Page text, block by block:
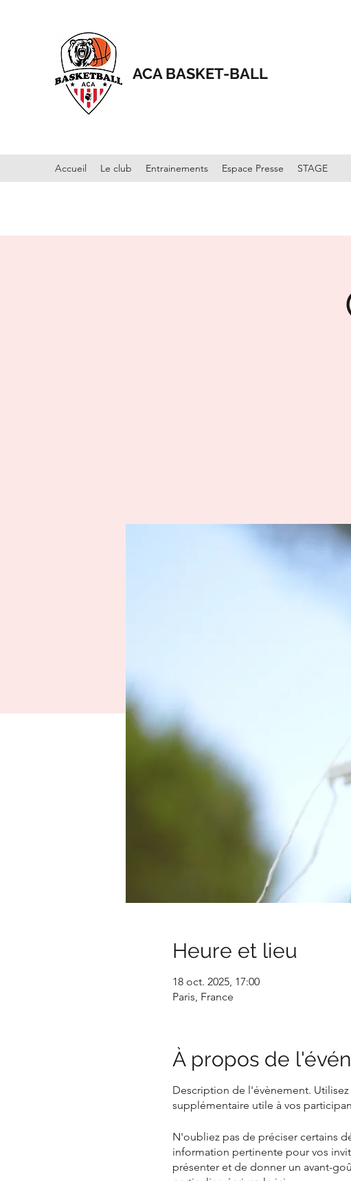
ACA BASKET-BALL
Accueil Le club Entrainements Espace Presse STAGE
Heure et lieu
18 oct. 2025, 17:00
Paris, France
À propos de
Description de l'évènement.
supplémentaire utile à vos
N'oubliez pas de préciser certains
information pertinente pour vos
présenter et de donner un avant-